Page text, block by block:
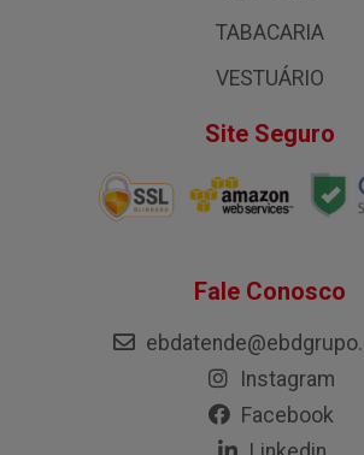
TABACARIA
VESTUÁRIO
Site Seguro
Fale Conosco
Instagram
Facebook